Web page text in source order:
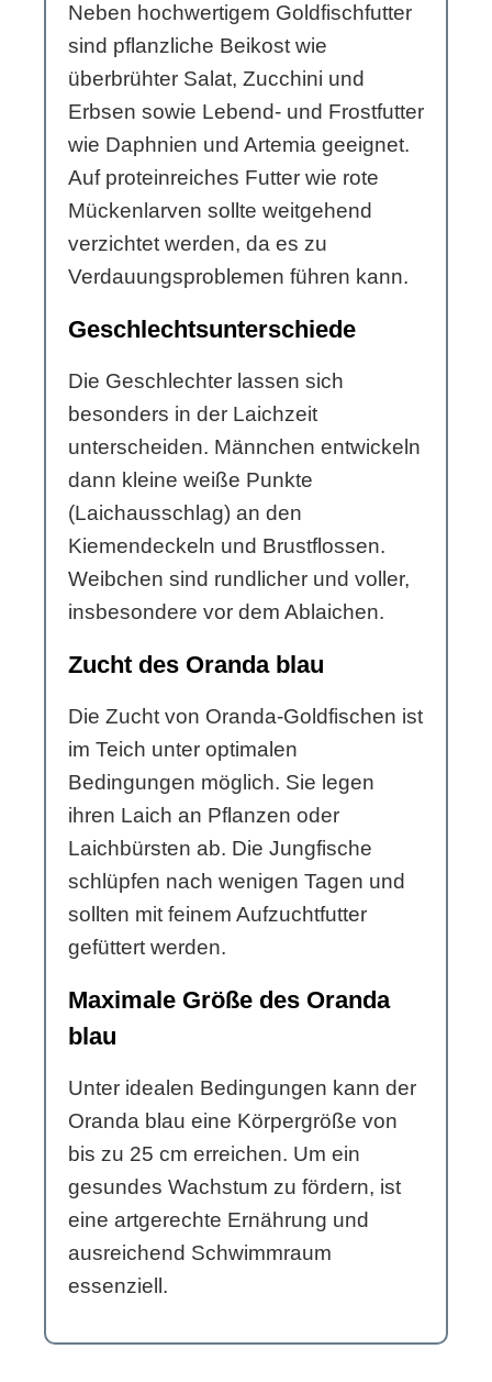
Neben hochwertigem Goldfischfutter
sind pflanzliche Beikost wie
überbrühter Salat, Zucchini und
Erbsen sowie Lebend- und Frostfutter
wie Daphnien und Artemia geeignet.
Auf proteinreiches Futter wie rote
Mückenlarven sollte weitgehend
verzichtet werden, da es zu
Verdauungsproblemen führen kann.
Geschlechtsunterschiede
Die Geschlechter lassen sich
besonders in der Laichzeit
unterscheiden. Männchen entwickeln
dann kleine weiße Punkte
(Laichausschlag) an den
Kiemendeckeln und Brustflossen.
Weibchen sind rundlicher und voller,
insbesondere vor dem Ablaichen.
Zucht des Oranda blau
Die Zucht von Oranda-Goldfischen ist
im Teich unter optimalen
Bedingungen möglich. Sie legen
ihren Laich an Pflanzen oder
Laichbürsten ab. Die Jungfische
schlüpfen nach wenigen Tagen und
sollten mit feinem Aufzuchtfutter
gefüttert werden.
Maximale Größe des Oranda
blau
Unter idealen Bedingungen kann der
Oranda blau eine Körpergröße von
bis zu 25 cm erreichen. Um ein
gesundes Wachstum zu fördern, ist
eine artgerechte Ernährung und
ausreichend Schwimmraum
essenziell.